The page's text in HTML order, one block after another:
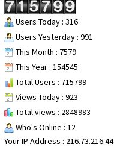
Users Today : 316
Users Yesterday : 991
This Month : 7579
This Year : 154545
Total Users : 715799
Views Today : 923
Total views : 2848983
Who's Online : 12
Your IP Address : 216.73.216.44